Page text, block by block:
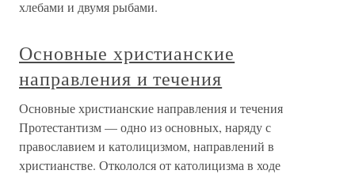
хлебами и двумя рыбами.
Основные христианские
направления и течения
Основные христианские направления и течения
Протестантизм — одно из основных, наряду с
православием и католицизмом, направлений в
христианстве. Откололся от католицизма в ходе